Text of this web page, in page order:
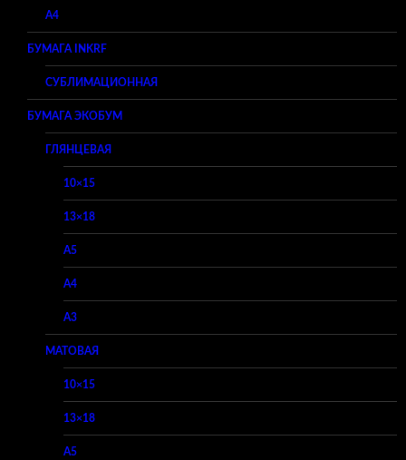
A4
БУМАГА INKRF
СУБЛИМАЦИОННАЯ
БУМАГА ЭКОБУМ
ГЛЯНЦЕВАЯ
10×15
13×18
A5
A4
A3
МАТОВАЯ
10×15
13×18
A5